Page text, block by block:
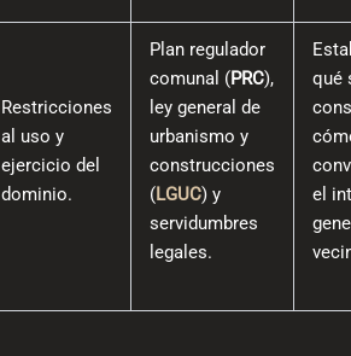
Restricciones
al uso y
ejercicio del
dominio.
Plan regulador
comunal (PRC),
ley general de
urbanismo y
construcciones
(LGUC) y
servidumbres
legales.
qué
el